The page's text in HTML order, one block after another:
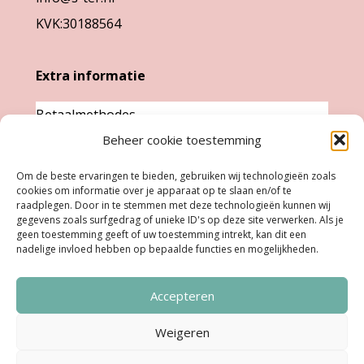
Beheer cookie toestemming
Om de beste ervaringen te bieden, gebruiken wij technologieën zoals
cookies om informatie over je apparaat op te slaan en/of te
raadplegen. Door in te stemmen met deze technologieën kunnen wij
gegevens zoals surfgedrag of unieke ID's op deze site verwerken. Als je
geen toestemming geeft of uw toestemming intrekt, kan dit een
nadelige invloed hebben op bepaalde functies en mogelijkheden.
Accepteren
Weigeren
KVK:30188564
Extra informatie
Betaalmethodes
Garantie & klachten
verzendkosten
Retourneren
Openingstijden